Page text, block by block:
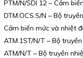
PTM/N/SDI 12 – Cảm
DTM.OCS.S/N – Bộ
Cảm biến mức và nhiệt
ATM.1ST/N/T – Bộ
ATM/N/T – Bộ truyền